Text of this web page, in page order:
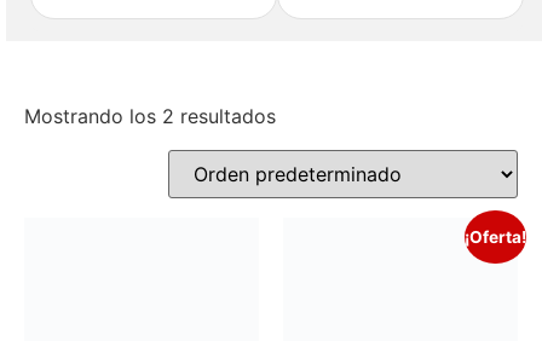
Mostrando los 2 resultados
¡Oferta!